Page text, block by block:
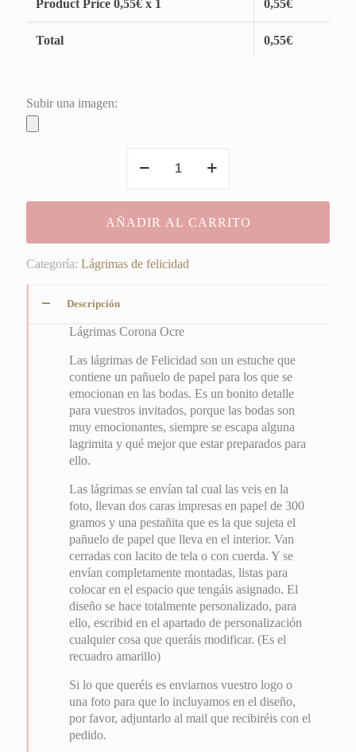
Product Price 0,55€ x 1 0,55€
Total 0,55€
Subir una imagen:
Corona
cantidad
AÑADIR AL CARRITO
Categoría: Lágrimas de felicidad
Descripción
Lágrimas Corona Ocre
Las lágrimas de Felicidad son un estuche que
contiene un pañuelo de papel para los que se
emocionan en las bodas. Es un bonito detalle
para vuestros invitados, porque las bodas son
muy emocionantes, siempre se escapa alguna
lagrimita y qué mejor que estar preparados para
ello.
Las lágrimas se envían tal cual las veis en la
foto, llevan dos caras impresas en papel de 300
gramos y una pestañita que es la que sujeta el
pañuelo de papel que lleva en el interior. Van
cerradas con lacito de tela o con cuerda. Y se
envían completamente montadas, listas para
colocar en el espacio que tengáis asignado. El
diseño se hace totalmente personalizado, para
ello, escribid en el apartado de personalización
cualquier cosa que queráis modificar. (Es el
recuadro amarillo)
Si lo que queréis es enviarnos vuestro logo o
una foto para que lo incluyamos en el diseño,
por favor, adjuntarlo al mail que recibiréis con el
pedido.